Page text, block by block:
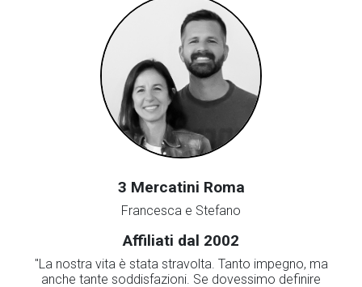
3 Mercatini Roma
Francesca e Stefano
Affiliati dal 2002
"La nostra vita è stata stravolta. Tanto impegno, ma
anche tante soddisfazioni. Se dovessimo definire